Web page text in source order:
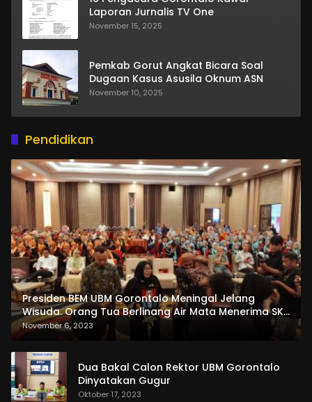
Laporan Jurnalis TV One
November 15, 2025
Pemkab Gorut Angkat Bicara Soal
Dugaan Kasus Asusila Oknum ASN
November 10, 2025
Pendidikan
Presiden BEM UBM Gorontalo Meningal Jelang
Wisuda. Orang Tua Berlinang Air Mata Menerima SKL
dan Pemasangan Salempang
November 6, 2023
Dua Bakal Calon Rektor UBM Gorontalo
Dinyatakan Gugur
Oktober 17, 2023